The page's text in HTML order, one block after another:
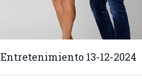
Entretenimiento 13-12-2024